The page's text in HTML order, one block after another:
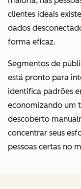
clientes ideais
dados
forma eficaz.
Segmentos de
está pronto para
identifica padrões
economizando um
descoberto
concentrar seus
pessoas certas no